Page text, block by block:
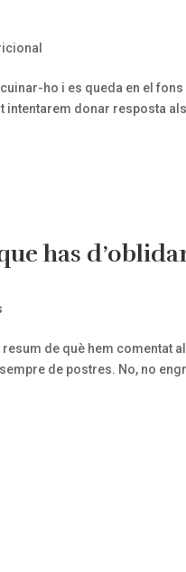
ho i es queda en el fons
intentarem donar resposta
has
de què hem comentat
de postres. No, no